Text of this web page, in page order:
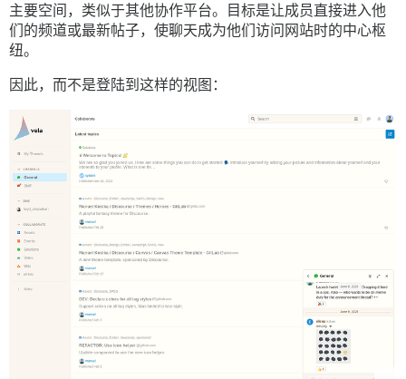
主要空间，类似于其他协作平台。目标是让成员直接进入他
们的频道或最新帖子，使聊天成为他们访问网站时的中心枢
纽。
因此，而不是登陆到这样的视图：